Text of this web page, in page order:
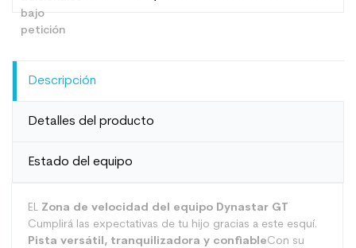
Descripción
Detalles del producto
Estado del equipo
EL Zona de velocidad del equipo Dynastar GT
Cumplirá las expectativas de tu hijo gracias a este esquí.
Pista versátil, tranquilizadora y confiableCon su